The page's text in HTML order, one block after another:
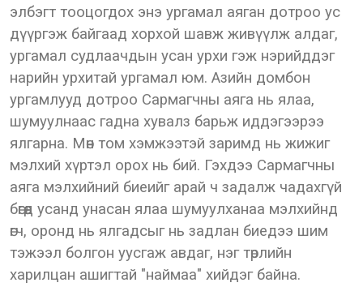
элбэгт тооцогдох энэ ургамал аяган дотроо ус
дүүргэж байгаад хорхой шавж живүүлж алдаг,
ургамал судлаачдын усан урхи гэж нэрийддэг
нарийн урхитай ургамал юм. Азийн домбон
ургамлууд дотроо Сармагчны аяга нь ялаа,
шумуулнаас гадна хувалз барьж иддэгээрээ
ялгарна. Мөн том хэмжээтэй заримд нь жижиг
мэлхий хүртэл орох нь бий. Гэхдээ Сармагчны
аяга мэлхийний биеийг арай ч задалж чадахгүй
бөгөөд усанд унасан ялаа шумуулханаа мэлхийнд
өгч, оронд нь ялгадсыг нь задлан биедээ шим
тэжээл болгон уусгаж авдаг, нэг төрлийн
харилцан ашигтай "наймаа" хийдэг байна.